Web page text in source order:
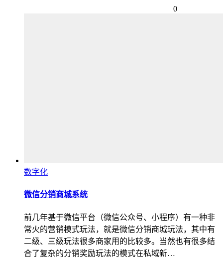
0
数字化
微信分销商城系统
前几年基于微信平台（微信公众号、小程序）有一种非
常火的营销模式玩法，就是微信分销商城玩法，其中有
二级、三级玩法很多商家用的比较多。当然也有很多结
合了复杂的分销奖励玩法的模式在私域新…